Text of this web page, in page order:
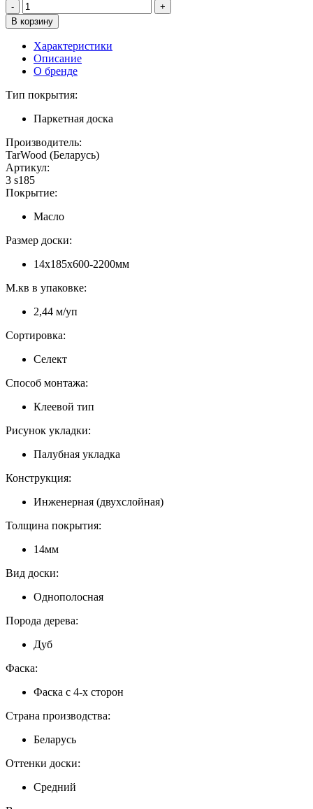
Характеристики
Описание
О бренде
Тип покрытия:
Паркетная доска
Производитель:
TarWood (Беларусь)
Артикул:
3 s185
Покрытие:
Масло
Размер доски:
14х185х600-2200мм
М.кв в упаковке:
2,44 м/уп
Сортировка:
Селект
Способ монтажа:
Клеевой тип
Рисунок укладки:
Палубная укладка
Конструкция:
Инженерная (двухслойная)
Толщина покрытия:
14мм
Вид доски:
Однополосная
Порода дерева:
Дуб
Фаска:
Фаска с 4-х сторон
Страна производства:
Беларусь
Оттенки доски:
Средний